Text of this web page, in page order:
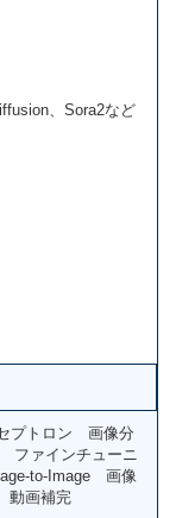
、Sora2など
プトロン 画像分
ファインチューニ
to-Image 画像
動画補完